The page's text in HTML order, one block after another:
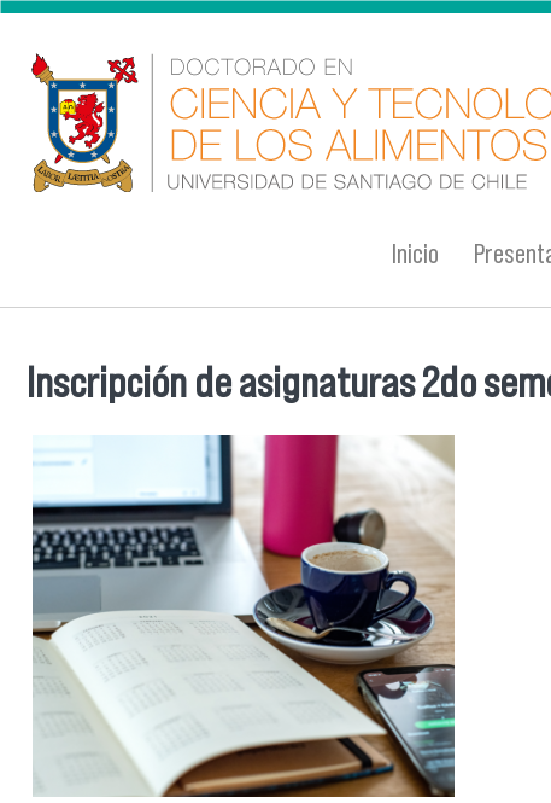
Pasar al contenido principal
Inicio
Se encuentra usted aquí
Inscripción de asignaturas 2do